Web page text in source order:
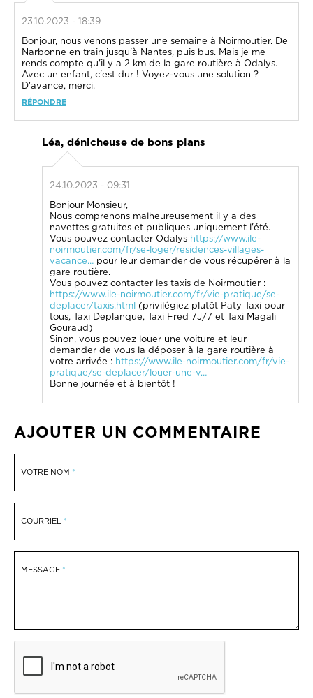
23.10.2023 - 18:39
Bonjour, nous venons passer une semaine à Noirmoutier. De
Narbonne en train jusqu'à Nantes, puis bus. Mais je me
rends compte qu'il y a 2 km de la gare routière à Odalys.
Avec un enfant, c'est dur ! Voyez-vous une solution ?
D'avance, merci.
RÉPONDRE
Léa, dénicheuse de bons plans
24.10.2023 - 09:31
Bonjour Monsieur,
Nous comprenons malheureusement il y a des
navettes gratuites et publiques uniquement l'été.
Vous pouvez contacter Odalys https://www.ile-
noirmoutier.com/fr/se-loger/residences-villages-
vacance… pour leur demander de vous récupérer à la
gare routière.
Vous pouvez contacter les taxis de Noirmoutier :
https://www.ile-noirmoutier.com/fr/vie-pratique/se-
deplacer/taxis.html (privilégiez plutôt Paty Taxi pour
tous, Taxi Deplanque, Taxi Fred 7J/7 et Taxi Magali
Gouraud)
Sinon, vous pouvez louer une voiture et leur
demander de vous la déposer à la gare routière à
votre arrivée : https://www.ile-noirmoutier.com/fr/vie-
pratique/se-deplacer/louer-une-v…
Bonne journée et à bientôt !
AJOUTER UN COMMENTAIRE
VOTRE NOM
COURRIEL
MESSAGE